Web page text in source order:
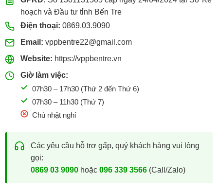
hoạch và Đầu tư tỉnh Bến Tre
Điện thoại: 0869.03.9090
Email: vppbentre22@gmail.com
Website: https://vppbentre.vn
Giờ làm việc:
07h30 – 17h30 (Thứ 2 đến Thứ 6)
07h30 – 11h30 (Thứ 7)
Chủ nhật nghỉ
Các yêu cầu hỗ trợ gấp, quý khách hàng vui lòng
gọi:
0869 03 9090hoặc 096 339 3566(Call/Zalo)